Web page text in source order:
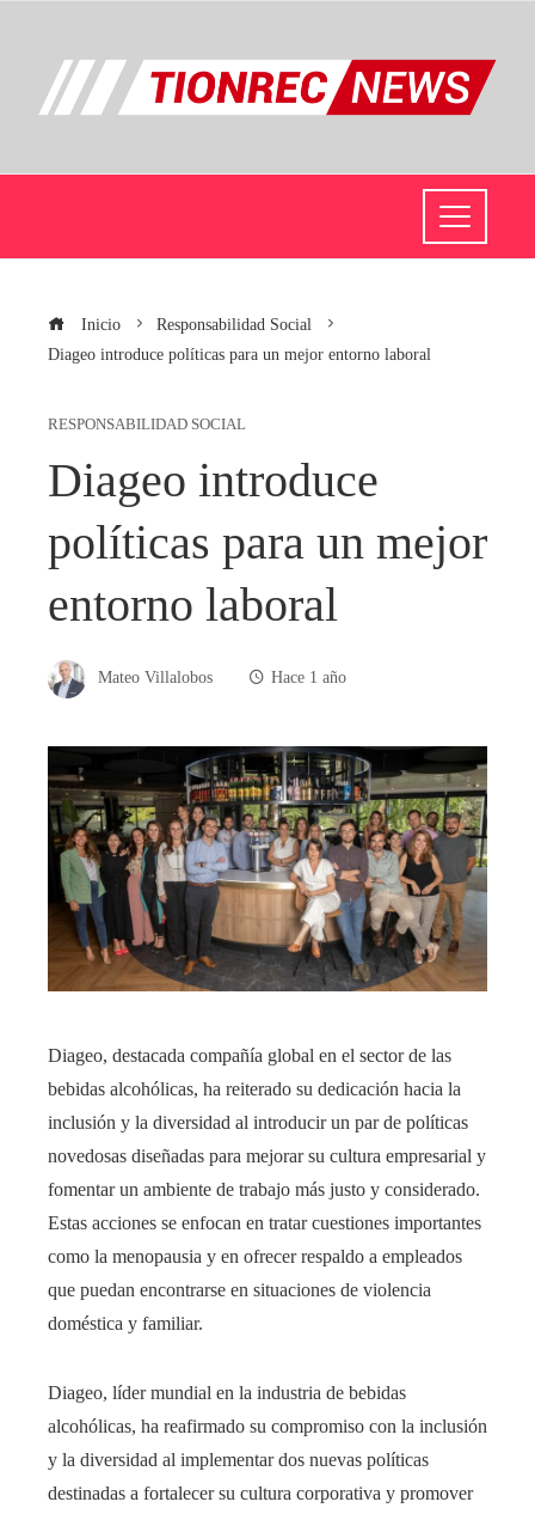
Inicio
Responsabilidad Social
Diageo introduce políticas para un mejor entorno laboral
RESPONSABILIDAD SOCIAL
Diageo introduce
políticas para un mejor
entorno laboral
Mateo Villalobos Hace 1 año
​Diageo, destacada compañía global en el sector de las
bebidas alcohólicas, ha reiterado su dedicación hacia la
inclusión y la diversidad al introducir un par de políticas
novedosas diseñadas para mejorar su cultura empresarial y
fomentar un ambiente de trabajo más justo y considerado.
Estas acciones se enfocan en tratar cuestiones importantes
como la menopausia y en ofrecer respaldo a empleados
que puedan encontrarse en situaciones de violencia
doméstica y familiar.​
​Diageo, líder mundial en la industria de bebidas
alcohólicas, ha reafirmado su compromiso con la inclusión
y la diversidad al implementar dos nuevas políticas
destinadas a fortalecer su cultura corporativa y promover